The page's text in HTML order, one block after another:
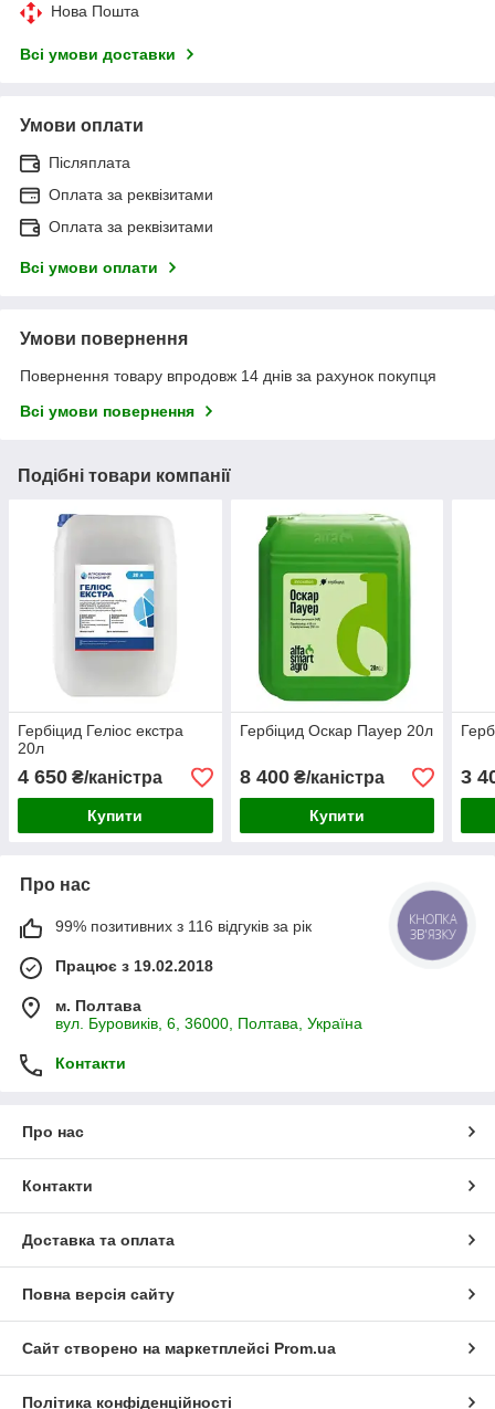
Нова Пошта
Всі умови доставки
Умови оплати
Післяплата
Оплата за реквізитами
Оплата за реквізитами
Всі умови оплати
Умови повернення
Повернення товару впродовж 14 днів за рахунок покупця
Всі умови повернення
Подібні товари компанії
Гербіцид Геліос екстра
20л
4 650 ₴/каністра
Купити
Гербіцид Оскар Пауер 20л
8 400₴/каністра
Купити
3
Про нас
99% позитивних з 116 відгуків за рік
Працює з 19.02.2018
м. Полтава
вул. Буровиків, 6, 36000, Полтава, Україна
Контакти
Про нас
Контакти
Доставка та оплата
Повна версія сайту
Сайт створено на маркетплейсі Prom.ua
Політика конфіденційності
КНОПКА
ЗВ'ЯЗКУ